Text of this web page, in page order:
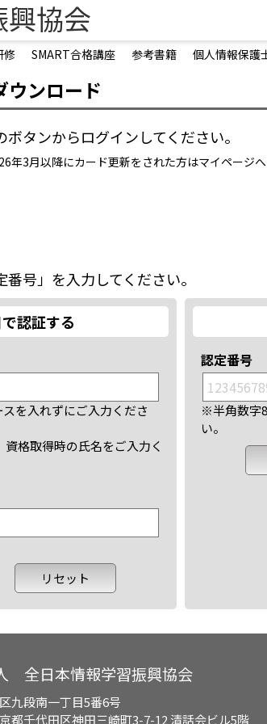
協会
修 SMART合格講座 参考書籍 個人情報保護
ンロード
タンからログインしてください。
3月以降にカード更新をされた方はマイページ
号」を入力してください。
認証する
を入れずにご入力くださ
格取得時の氏名をご入力く
認定番号
※半角数字
い。
全日本情報学習振興協会
九段南一丁目5番6号
都千代田区神田三崎町3-7-12 清話会ビル5階